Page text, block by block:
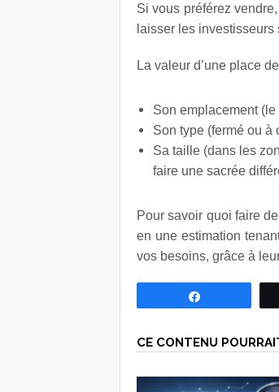
Si vous préférez
laisser les investisseurs
La valeur d’une place
Son emplacement
Son type (fermé ou à
Sa taille (dans les
faire une sacrée
Pour savoir quoi faire
en une estimation
vos besoins, grâce à
CE CONTENU